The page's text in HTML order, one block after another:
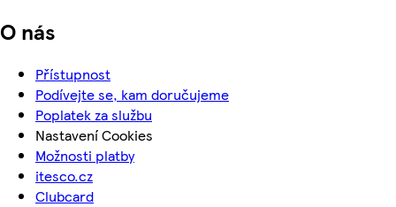
O nás
Přístupnost
Podívejte se, kam doručujeme
Poplatek za službu
Nastavení Cookies
Možnosti platby
itesco.cz
Clubcard